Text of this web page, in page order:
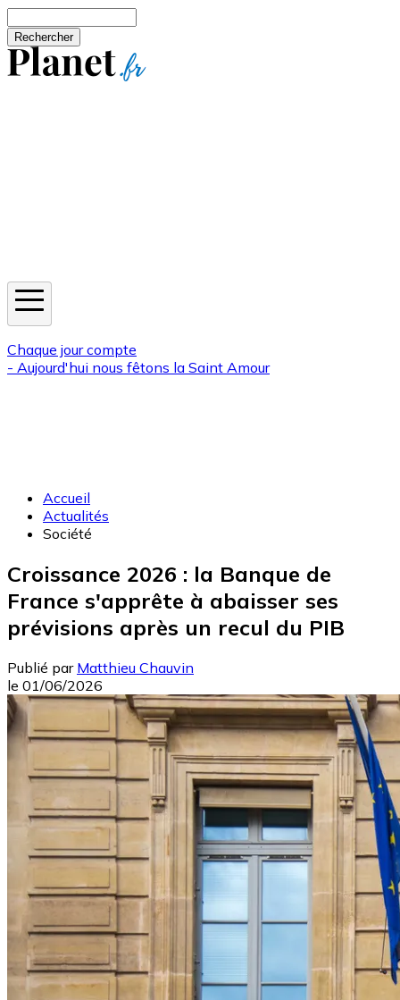
Chaque jour compte
- Aujourd'hui nous fêtons la Saint Amour
Accueil
Actualités
Société
Croissance 2026 : la Banque de
France s'apprête à abaisser ses
prévisions après un recul du PIB
Publié par Matthieu Chauvin
le 01/06/2026